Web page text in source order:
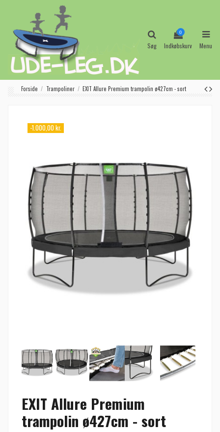
Søg
0
Indkøbskurv Menu
Forside Trampoliner EXIT Allure Premium trampolin ø427cm - sort
-1.000,00 kr.
EXIT Allure Premium
trampolin ø427cm - sort